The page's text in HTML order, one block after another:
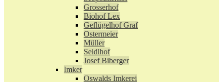
Grosserhof
Biohof Lex
Geflügelhof Graf
Ostermeier
Müller
Seidlhof
Josef Biberger
Imker
Oswalds Imkerei